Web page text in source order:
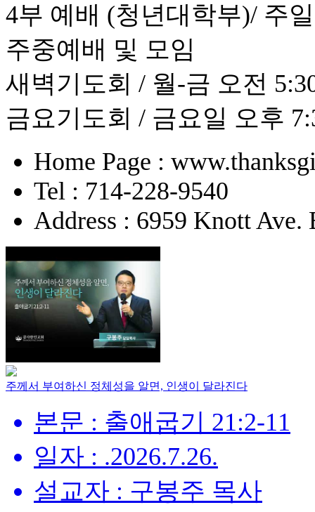
4부 예배 (청년대학부)/ 주
주중예배 및 모임
새벽기도회 / 월-금 오전
금요기도회 / 금요일 오후
Home Page :
Tel : 714-228-9540
Address : 6959 Knott Ave.
주께서 부여하신 정체성을 알면, 인생이 달라진다
본문 : 출애굽기 21:2-11
일자 : .2026.7.26.
설교자 : 구봉주 목사